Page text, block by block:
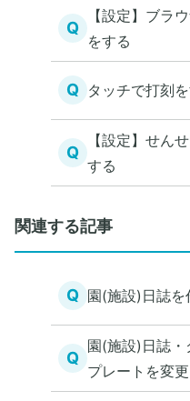
Q
【設定】ブラ
をする
Q タッチで打刻
Q
【設定】せん
する
関連する記事
Q 園(施設)日誌を
Q
園(施設)日誌
プレートを変